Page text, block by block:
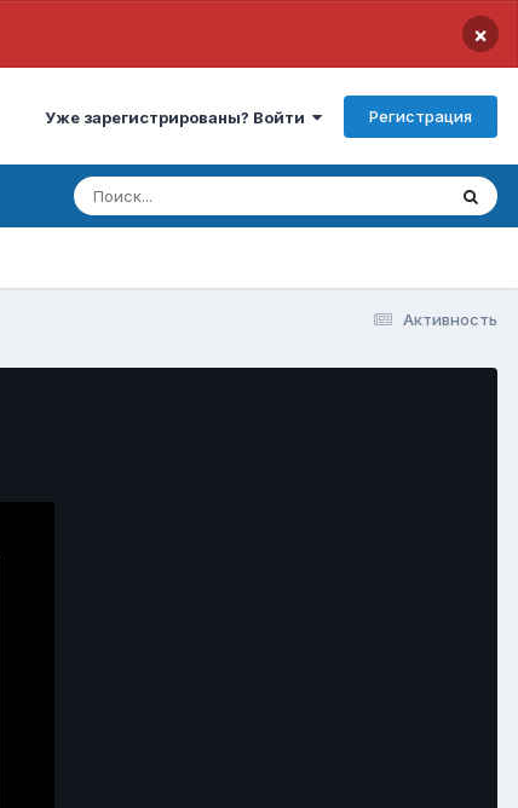
×
Уже зарегистрированы? Войти Регистрация
Активность